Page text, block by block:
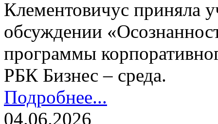
Клементовичус приняла
обсуждении
программы
РБК Бизнес – среда.
Подробнее...
04.06.2026